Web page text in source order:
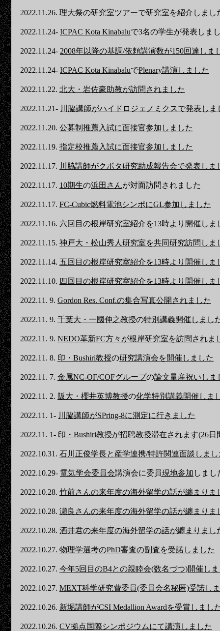
2022.11.26. 理大祭の研究室ツアーで研究室を紹介しまし
2022.11.24- ICPAC Kota Kinabaluで3名の学生が発表しま
2022.11.24- 2008年以降の基調/依頼講演数が150回達しま
2022.11.24- ICPAC Kota KinabaluでPlenary講演しました
2022.11.22. 北大・岩佐豪助教が訪問されました
2022.11.21- 川脇講師がハイドロジェノミクスで発表しま
2022.11.20. 公募制推薦入試に面接官参加しました
2022.11.19. 指定校推薦入試に面接官参加しました
2022.11.17. 川脇講師がクボタ研究助成報告会で発表しま
2022.11.17. 10期生の浜田さんが対面訪問されました
2022.11.17. FC-Cubic燃料電池シンポにGL参加しました
2022.11.16. 六回目の根岸研究室紹介を13時より開催しま
2022.11.15. 神戸大・松山秀人研究室を共同研究訪問しま
2022.11.14. 五回目の根岸研究室紹介を13時より開催しま
2022.11.10. 四回目の根岸研究室紹介を13時より開催しま
2022.11. 9. Gordon Res. Conf.の集合写真公開されました
2022.11. 9. 千葉大・一國伸之教授の特別講義開催しまし
2022.11. 9. NEDO革新FC方々が根岸研究室を訪問されま
2022.11. 8. 印・Bushiri教授の研究講演会を開催しました
2022.11. 7. 金属NC-OF/COFグループの論文量産祝いしま
2022.11. 2. 阪大・櫻井英博教授の化学特別講義開催しま
2022.11. 1- 川脇講師がSPring-8に測定に行きました
2022.11. 1- 印・Bushiri教授が招聘教授滞在されます(26日
2022.10.31. 石川正俊学長と産学連携/特許関連面談しまし
2022.10.29- 電気学会委員会講演会に委員現地参加 しまし
2022.10.28. 竹前さんの来年度の海外留学の話が纏まりま
2022.10.28. 瀬良さんの来年度の海外留学の話が纏まりま
2022.10.28. 酒井君の来年度の海外留学の話が纏まりまし
2022.10.27. 物理学選考のPhD審査の副査を受諾しました
2022.10.27. 今年5回目のB4との親睦会(数名づつ)開催し
2022.10.27. MEXT科学研究費委員(委員会名秘匿)受諾し
2022.10.26. 新堀講師がCSI Medallion Awardを受賞しまし
2022.10.26. CV拠点国際シンポジウムにて講演しました